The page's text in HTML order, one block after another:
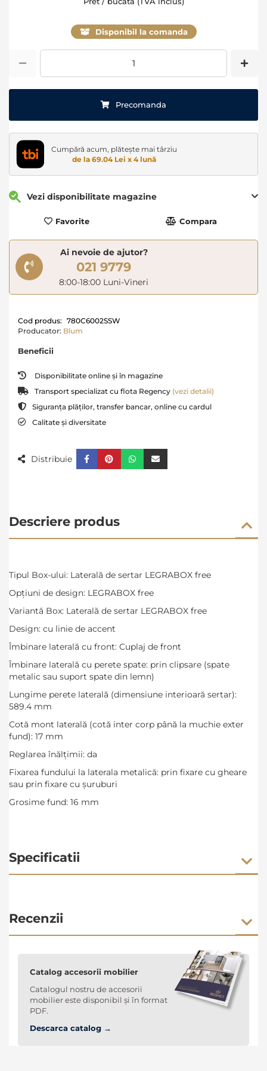
Disponibil la comanda
Precomanda
Cumpără acum, plătește mai târziu
de la 69.04 Lei x 4 lună
Vezi disponibilitate magazine
Favorite Compara
Ai nevoie de ajutor?
021 9779
8:00-18:00 Luni-Vineri
Cod produs: 780C6002SSW
Producator: Blum
Beneficii
Disponibilitate online și în magazine
Transport specializat cu flota Regency (vezi detalii)
Siguranța plăților, transfer bancar, online cu cardul
Calitate și diversitate
Distribuie
Descriere produs
Tipul Box-ului: Laterală de sertar LEGRABOX free
Opţiuni de design: LEGRABOX free
Variantă Box: Laterală de sertar LEGRABOX free
Design: cu linie de accent
Îmbinare laterală cu front: Cuplaj de front
Îmbinare laterală cu perete spate: prin clipsare (spate
metalic sau suport spate din lemn)
Lungime perete laterală (dimensiune interioară sertar):
589.4 mm
Cotă mont laterală (cotă inter corp până la muchie exter
fund): 17 mm
Reglarea înălţimii: da
Fixarea fundului la laterala metalică: prin fixare cu gheare
sau prin fixare cu şuruburi
Grosime fund: 16 mm
Specificatii
Recenzii
Catalog accesorii mobilier
Catalogul nostru de accesorii
mobilier este disponibil și în format
PDF.
Descarca catalog →